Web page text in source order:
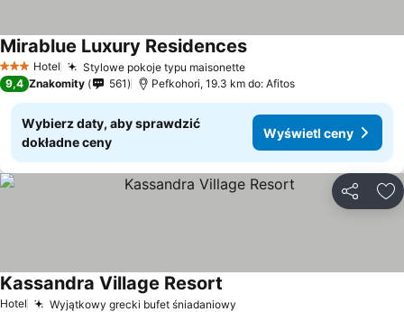
3 Kategoria
Hotel Stylowe pokoje typu maisonette
Mirablue Luxury Residences
9,4 Znakomity 561 Pefkohori, 19.3 km do: Afitos
Wybierz daty, aby sprawdzić
dokładne ceny
Wyświetl ceny
Hotel Wyjątkowy grecki bufet śniadaniowy
Kassandra Village Resort